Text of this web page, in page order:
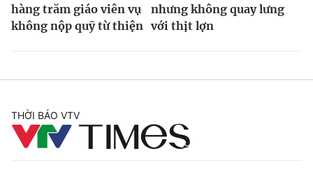
hàng trăm giáo viên vụ
không nộp quỹ từ thiện
nhưng không quay lưng
với thịt lợn
THỜI BÁO VTV